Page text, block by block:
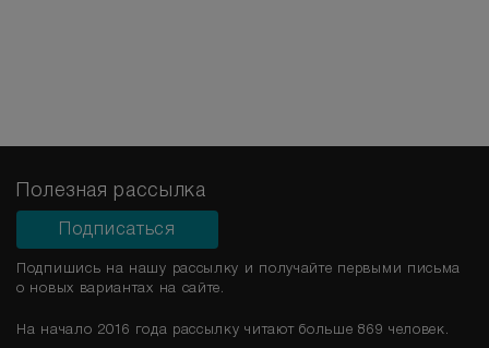
Полезная рассылка
Подписаться
Подпишись на нашу рассылку и получайте первыми письма
о новых вариантах на сайте.
На начало 2016 года рассылку читают больше 869 человек.